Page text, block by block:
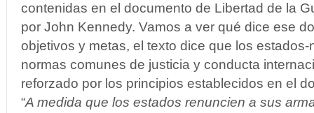
contenidas en el documento de Libertad de la
por John Kennedy. Vamos a ver qué dice ese
objetivos y metas, el texto dice que los
normas comunes de justicia y conducta
reforzado por los principios establecidos en el
“A medida que los estados renuncien a sus